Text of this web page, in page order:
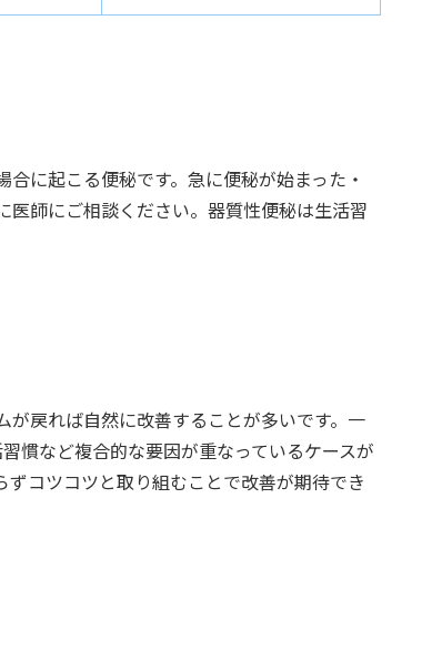
に起こる便秘です。急に便秘が始まった・
師にご相談ください。器質性便秘は生活習
戻れば自然に改善することが多いです。一
慣など複合的な要因が重なっているケースが
コツコツと取り組むことで改善が期待でき